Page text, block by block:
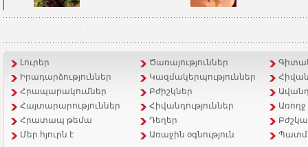
Լուրեր Ծառայություններ
Իրադարձություններ
Կազմակերպություններ
Հրապարակումներ
Բժիշկներ
Հայտարարություններ
Հիվանդություններ
Հրատապ թեմա
Դեղեր
Մեր հյուրն է
Առաջին օգնություն